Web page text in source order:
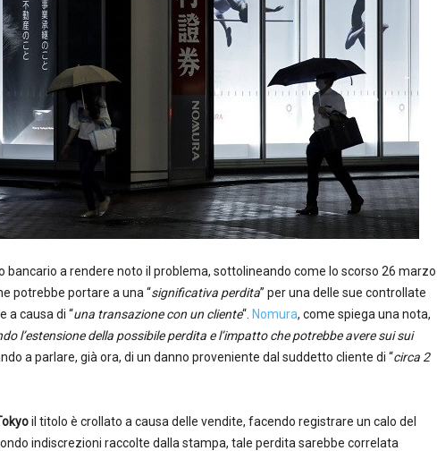
bancario a rendere noto il problema, sottolineando come lo scorso 26 marzo
potrebbe portare a una “significativa perdita” per una delle sue controllate
a causa di “una transazione con un cliente“. Nomura, come spiega una nota,
l’estensione della possibile perdita e l’impatto che potrebbe avere sui sui
a parlare, già ora, di un danno proveniente dal suddetto cliente di “circa 2
il titolo è crollato a causa delle vendite, facendo registrare un calo del
indiscrezioni raccolte dalla stampa, tale perdita sarebbe correlata